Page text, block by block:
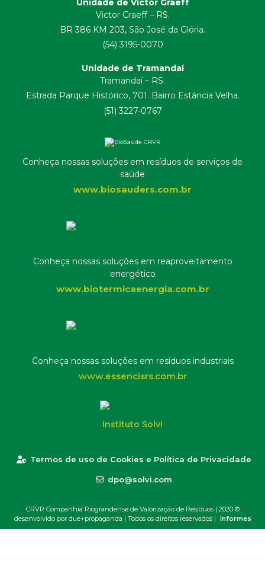
Unidade de Victor Graeff
Victor Graeff – RS.
BR 386 KM 203, São José da Glória.
(54) 3195-0070
Unidade de Tramandaí
Tramandaí – RS.
Estrada Parque Histórico, 701. Bairro Estância Velha.
(51) 3227-0767
Conheça nossas soluções em resíduos de serviços de
saúde
www.biosauders.com.br
Conheça nossas soluções em reaproveitamento
energético
www.biotermicaenergia.com.br
Conheça nossas soluções em resíduos industriais
www.essencisrs.com.br
Instituto Solví
Termos de uso de Cookies e Política de Privacidade
dpo@solvi.com
CRVR Companhia Riograndense de Valorização de Resíduos | 2020 ©
desenvolvido por due+propaganda | Todos os direitos reservados | Informes